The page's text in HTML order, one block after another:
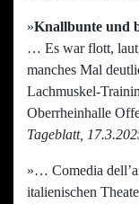
»Knallbunte und
… Es war flott,
manches Mal
Lachmuskel-
Oberrheinhalle
Tageblatt,
»… Comedia
italienischen